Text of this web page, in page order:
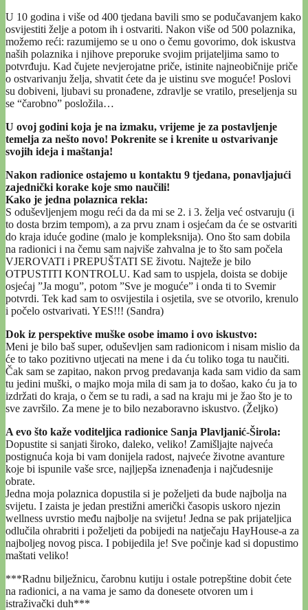
U 10 godina i više od 400 tjedana bavili smo se podučavanjem kako
osvijestiti želje a potom ih i ostvariti. Nakon više od 500 polaznika,
možemo reći: razumijemo se u ono o čemu govorimo, dok iskustva
naših polaznika i njihove preporuke svojim prijateljima samo to
potvrđuju. Kad čujete nevjerojatne priče, istinite najneobičnije priče
o ostvarivanju želja, shvatit ćete da je uistinu sve moguće! Poslovi
su dobiveni, ljubavi su pronađene, zdravlje se vratilo, preseljenja su
se “čarobno” posložila…
U ovoj godini koja je na izmaku, vrijeme je za postavljenje
temelja za nešto novo! Pokrenite se i krenite u ostvarivanje
svojih ideja i maštanja!
Nakon radionice ostajemo u kontaktu 9 tjedana, ponavljajući
zajednički korake koje smo naučili!
Kako je jedna polaznica rekla:
S oduševljenjem mogu reći da da mi se 2. i 3. želja već ostvaruju (i
to dosta brzim tempom), a za prvu znam i osjećam da će se ostvariti
do kraja iduće godine (malo je kompleksnija). Ono što sam dobila
na radionici i na čemu sam najviše zahvalna je to što sam počela
VJEROVATI i PREPUŠTATI SE životu. Najteže je bilo
OTPUSTITI KONTROLU. Kad sam to uspjela, doista se dobije
osjećaj ”Ja mogu”, potom ”Sve je moguće” i onda ti to Svemir
potvrdi. Tek kad sam to osvijestila i osjetila, sve se otvorilo, krenulo
i počelo ostvarivati. YES!!! (Sandra)
Dok iz perspektive muške osobe imamo i ovo iskustvo:
Meni je bilo baš super, oduševljen sam radionicom i nisam mislio da
će to tako pozitivno utjecati na mene i da ću toliko toga tu naučiti.
Čak sam se zapitao, nakon prvog predavanja kada sam vidio da sam
tu jedini muški, o majko moja mila di sam ja to došao, kako ću ja to
izdržati do kraja, o čem se tu radi, a sad na kraju mi je žao što je to
sve završilo. Za mene je to bilo nezaboravno iskustvo. (Željko)
A evo što kaže voditeljica radionice Sanja Plavljanić-Širola:
Dopustite si sanjati široko, daleko, veliko! Zamišljajte najveća
postignuća koja bi vam donijela radost, najveće životne avanture
koje bi ispunile vaše srce, najljepša iznenađenja i najčudesnije
obrate.
Jedna moja polaznica dopustila si je poželjeti da bude najbolja na
svijetu. I zaista je jedan prestižni američki časopis uskoro njezin
wellness uvrstio među najbolje na svijetu! Jedna se pak prijateljica
odlučila ohrabriti i poželjeti da pobijedi na natječaju HayHouse-a za
najboljeg novog pisca. I pobijedila je! Sve počinje kad si dopustimo
maštati veliko!
***Radnu bilježnicu, čarobnu kutiju i ostale potrepštine dobit ćete
na radionici, a na vama je samo da donesete otvoren um i
istraživački duh***